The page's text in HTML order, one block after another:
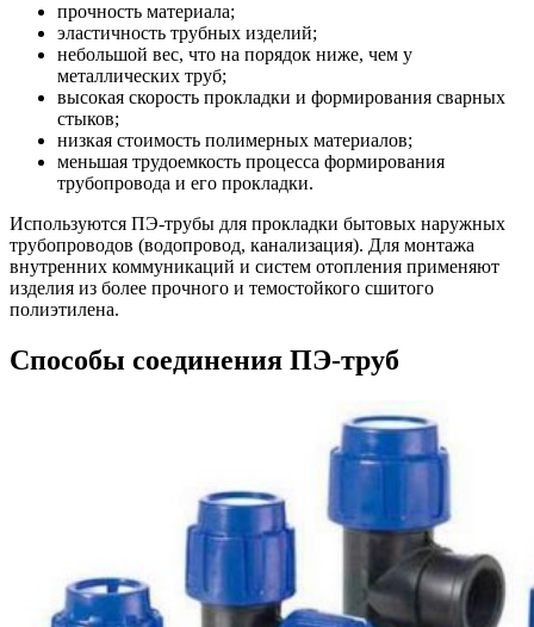
прочность материала;
эластичность трубных изделий;
небольшой вес, что на порядок ниже, чем у
металлических труб;
высокая скорость прокладки и формирования сварных
стыков;
низкая стоимость полимерных материалов;
меньшая трудоемкость процесса формирования
трубопровода и его прокладки.
Используются ПЭ-трубы для прокладки бытовых наружных
трубопроводов (водопровод, канализация). Для монтажа
внутренних коммуникаций и систем отопления применяют
изделия из более прочного и темостойкого сшитого
полиэтилена.
Способы соединения ПЭ-труб